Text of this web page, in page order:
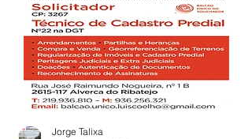
Jorge Talixa